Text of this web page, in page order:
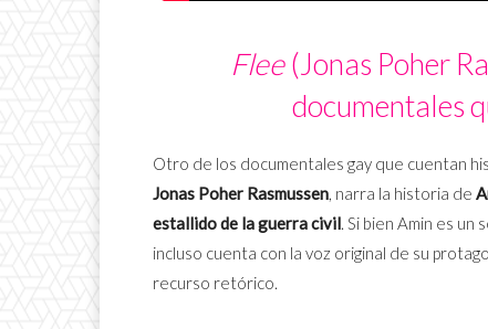
Flee(Jonas Poher
documentales
Otro de los documentales gay que cuentan
Jonas Poher Rasmussen, narra la historia de
estallido de la guerra civil. Si bien Amin es
incluso cuenta con la voz original de su
recurso retórico.